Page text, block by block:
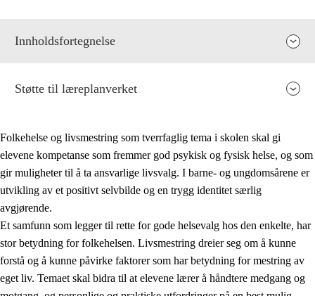
Innholdsfortegnelse
2. Prinsipper for læring, utvikling og danning
Støtte til læreplanverket
Folkehelse og livsmestring som tverrfaglig tema i skolen skal gi
elevene kompetanse som fremmer god psykisk og fysisk helse, og som
gir muligheter til å ta ansvarlige livsvalg. I barne- og ungdomsårene er
utvikling av et positivt selvbilde og en trygg identitet særlig
avgjørende.
Et samfunn som legger til rette for gode helsevalg hos den enkelte, har
stor betydning for folkehelsen. Livsmestring dreier seg om å kunne
forstå og å kunne påvirke faktorer som har betydning for mestring av
eget liv. Temaet skal bidra til at elevene lærer å håndtere medgang og